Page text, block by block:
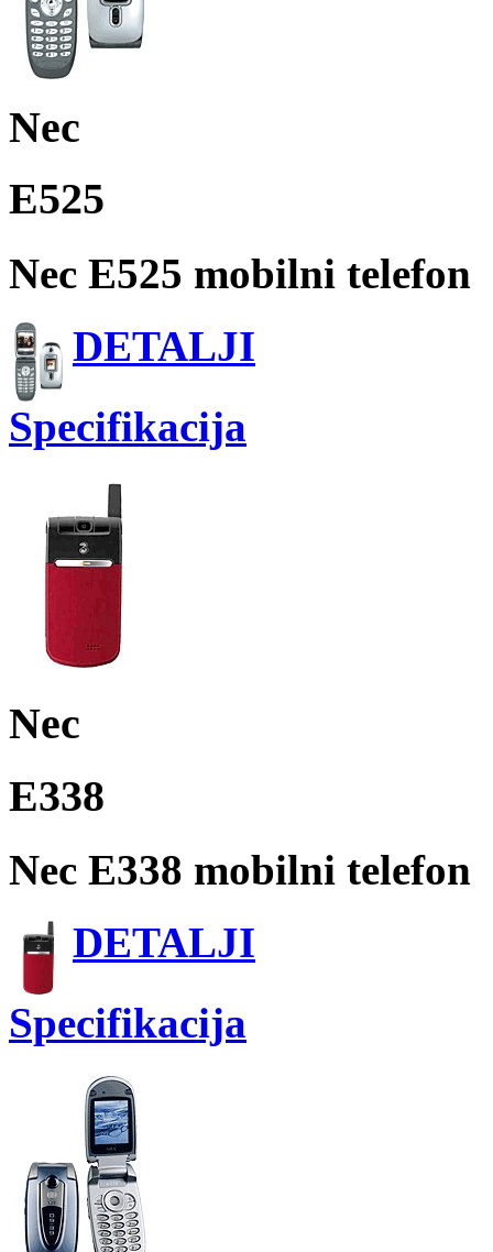
Nec
E525
Nec E525 mobilni telefon
DETALJI
Specifikacija
Nec
E338
Nec E338 mobilni telefon
DETALJI
Specifikacija